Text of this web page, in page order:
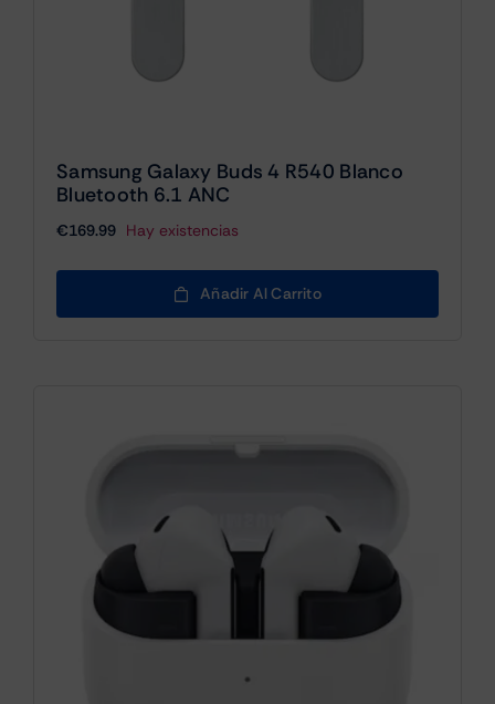
Samsung Galaxy Buds 4 R540 Blanco
Bluetooth 6.1 ANC
€169.99 Hay existencias
Añadir Al Carrito